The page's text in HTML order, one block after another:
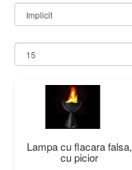
Lampa cu flacara falsa,
cu picior